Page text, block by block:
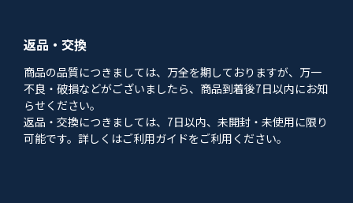
返品・交換
商品の品質につきましては、万全を期しておりますが、万一
不良・破損などがございましたら、商品到着後7日以内にお知
らせください。
返品・交換につきましては、7日以内、未開封・未使用に限り
可能です。詳しくはご利用ガイドをご利用ください。